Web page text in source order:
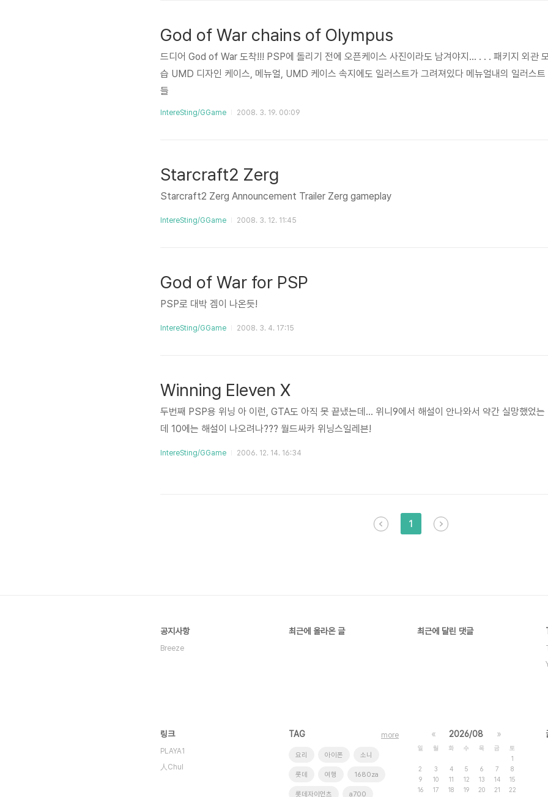
God of War chains of Olympus
드디어 God of War 도착!!! PSP에 돌리기 전에 오픈케이스 사진이라도 남겨야지... . . . 패키지 외관
습 UMD 디자인 케이스, 메뉴얼, UMD 케이스 속지에도 일러스트가 그려져있다 메뉴얼내의 일러스트
들
IntereSting/GGame 2008. 3. 19. 00:09
Starcraft2 Zerg
Starcraft2 Zerg Announcement Trailer Zerg gameplay
IntereSting/GGame 2008. 3. 12. 11:45
God of War for PSP
PSP로 대박 겜이 나온듯!
IntereSting/GGame 2008. 3. 4. 17:15
Winning Eleven X
두번째 PSP용 위닝 아 이런, GTA도 아직 못 끝냈는데... 위니9에서 해설이 안나와서 약간 실망했었는
데 10에는 해설이 나오려나??? 월드싸카 위닝스일레븐!
IntereSting/GGame 2006. 12. 14. 16:34
1
공지사항
Breeze
최근에 올라온 글 최근에 달린 댓글
링크
PLAYA1
人Chul
TAG
요리 아이폰 소니
롯데 여행 1680za
롯데자이언츠 a700
more « 2026/08 »
일 월 화 수 목 금
토
1
2
3 4 5 6 7
8
9
10 11 12 13 14
15
16
17 18 19 20 21
22